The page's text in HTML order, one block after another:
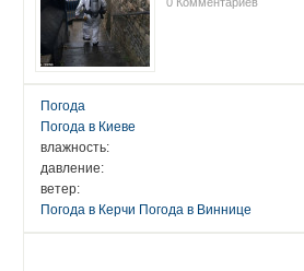
Погода
Погода в Киеве
влажность:
давление:
ветер:
Погода в Керчи Погода в Виннице